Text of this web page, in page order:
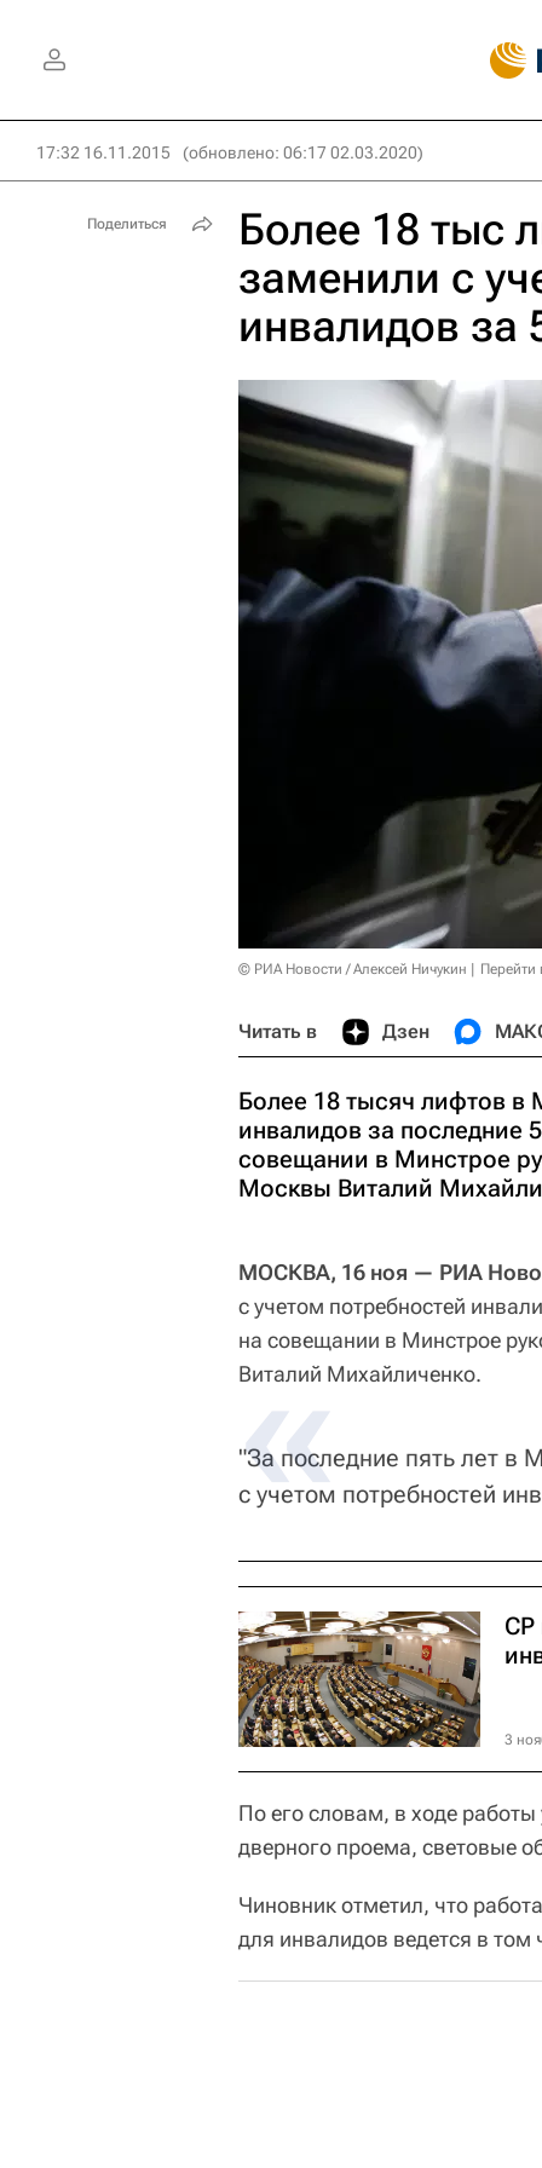
17:32 16.11.2015 (обновлено: 06:17 02.03.2020)
Более 18 тыс
заменили с
инвалидов за
© РИА Новости / Алексей Ничукин Перейти
Читать в Дзен
Более 18 тысяч лифтов в
инвалидов за последние
совещании в Минстрое
Москвы Виталий
МОСКВА, 16 ноя — РИА
с учетом потребностей
на совещании в Минстрое
Виталий Михайличенко.
"За последние пять лет в
с учетом потребностей
СР
3
По его словам, в ходе
дверного проема, световые
Чиновник отметил, что
для инвалидов ведется в
Поделиться